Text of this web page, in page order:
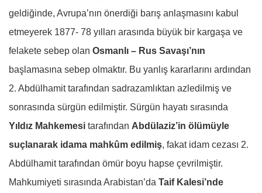
geldiğinde, Avrupa’nın önerdiği barış anlaşmasını kabul
etmeyerek 1877- 78 yılları arasında büyük bir kargaşa ve
felakete sebep olan Osmanlı – Rus Savaşı’nın
başlamasına sebep olmaktır. Bu yanlış kararlarını ardından
2. Abdülhamit tarafından sadrazamlıktan azledilmiş ve
sonrasında sürgün edilmiştir. Sürgün hayatı sırasında
Yıldız Mahkemesi tarafından Abdülaziz’in ölümüyle
suçlanarak idama mahkûm edilmiş, fakat idam cezası 2.
Abdülhamit tarafından ömür boyu hapse çevrilmiştir.
Mahkumiyeti sırasında Arabistan’da Taif Kalesi’nde